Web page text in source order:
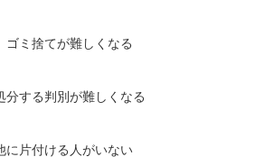
ミ捨てが難しくなる
する判別が難しくなる
片付ける人がいない